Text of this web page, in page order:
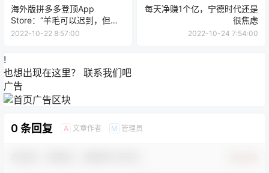
海外版拼多多登顶App
Store：“羊毛可以迟到，但不
会缺席”
2022-10-22 8:57:00
每天净赚1个亿，宁德时代还是
很焦虑
2022-10-24 7:54:00
!
也想出现在这里？ 联系我们吧
广告
0 条回复 A 文章作者 M 管理员